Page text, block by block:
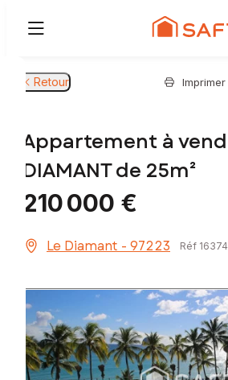
Retour Imprimer
Appartement à
DIAMANT de 25m²
210 000 €
Le Diamant - 97223 Réf